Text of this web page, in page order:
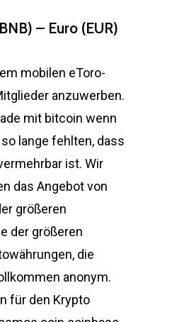
– Euro (EUR)
mobilen eToro-
anzuwerben.
mit bitcoin wenn
lange fehlten, dass
ist. Wir
das Angebot von
größeren
der größeren
die
anonym.
für den Krypto